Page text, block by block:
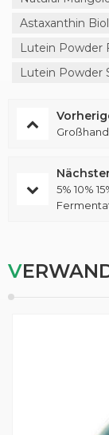
Astaxanthin
Lutein Powder
Lutein Powder
5% 10%